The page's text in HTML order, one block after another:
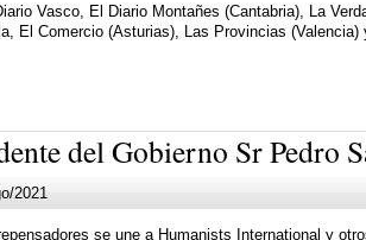
Vasco, El Diario Montañes (Cantabria), La
El Comercio (Asturias), Las Provincias (Valencia)
del Gobierno Sr Pedro
2021
se une a Humanists International y